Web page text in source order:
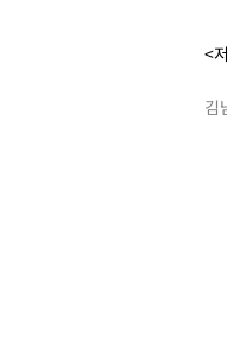
<
김